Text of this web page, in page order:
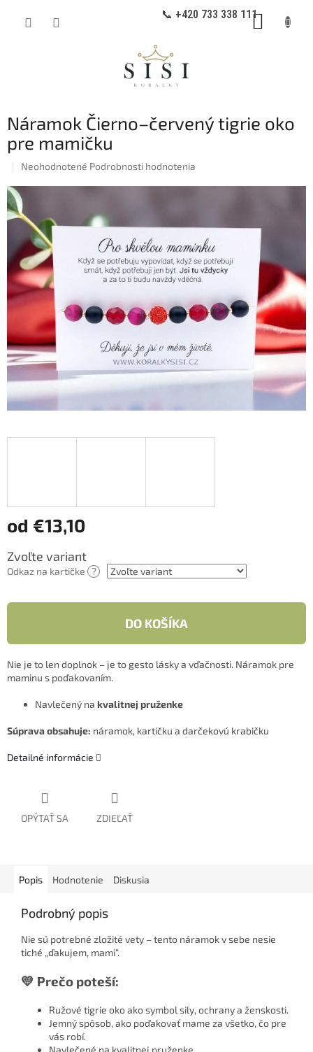
📞 +420 733 338 111
Náramok Čierno–červený tigrie oko
pre mamičku
Priemerné
produktu
je
0,0
5
hviezdičiek.
Neohodnotené Podrobnosti hodnotenia
od €13,10
Jednotková
cena:
Zvoľte variant
Odkaz na kartičke ?
DO KOŠÍKA
Nie je to len doplnok – je to gesto lásky a vďačnosti. Náramok pre
maminu s poďakovaním.
Navlečený na kvalitnej pruženke
Súprava obsahuje: náramok, kartičku a darčekovú krabičku
Detailné informácie
OPÝTAŤ SA ZDIEĽAŤ
Popis Hodnotenie Diskusia
Podrobný popis
Nie sú potrebné zložité vety – tento náramok v sebe nesie
tiché „ďakujem, mami“.
💛 Prečo poteší:
Ružové tigrie oko ako symbol sily, ochrany a ženskosti.
Jemný spôsob, ako poďakovať mame za všetko, čo pre
vás robí.